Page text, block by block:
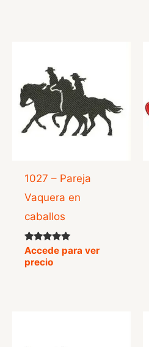
1027 – Pareja
Vaquera en
caballos
Valorado
con
5.00
Accede para ver
precio